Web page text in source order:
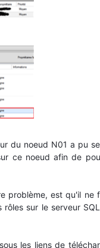
du noeud N01 a pu
ce noeud afin de
problème, est qu'il ne
sur le serveur
les liens de